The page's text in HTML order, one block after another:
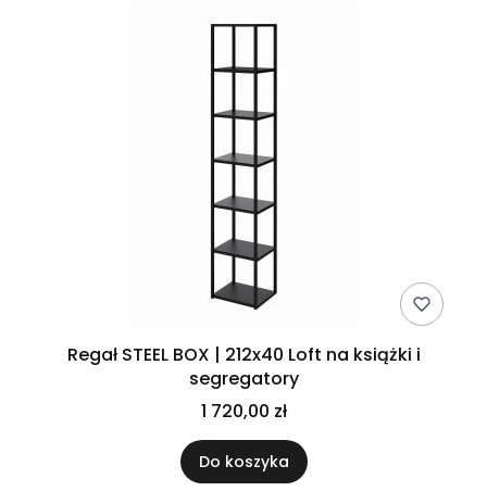
Regał STEEL BOX | 212x40 Loft na książki i
segregatory
1 720,00 zł
Do koszyka